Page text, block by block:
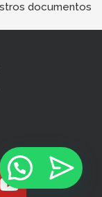
documentos